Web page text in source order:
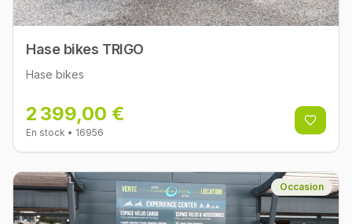
Hase bikes TRIGO
Hase bikes
2 399,00 €
En stock • 16956
Occasion